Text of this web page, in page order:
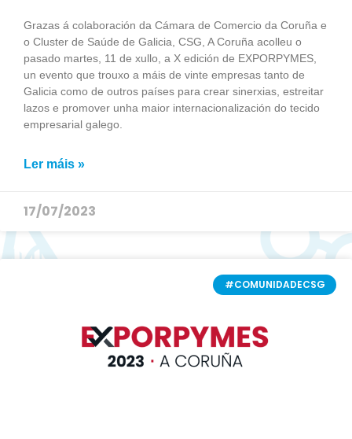
Grazas á colaboración da Cámara de Comercio da Coruña e
o Cluster de Saúde de Galicia, CSG, A Coruña acolleu o
pasado martes, 11 de xullo, a X edición de EXPORPYMES,
un evento que trouxo a máis de vinte empresas tanto de
Galicia como de outros países para crear sinerxias, estreitar
lazos e promover unha maior internacionalización do tecido
empresarial galego.
Ler máis »
17/07/2023
#COMUNIDADECSG